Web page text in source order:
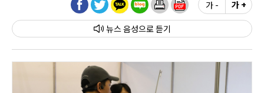
뉴스 음성
가 - 가 +